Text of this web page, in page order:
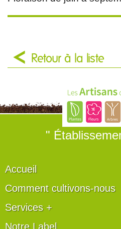
Retour à la liste
"
Accueil
Comment cultivons-nous
Services +
Notre Label